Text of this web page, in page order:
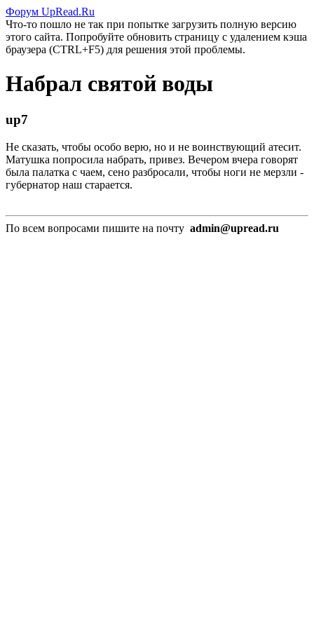
Форум UpRead.Ru
Что-то пошло не так при попытке загрузить полную версию
этого сайта. Попробуйте обновить страницу с удалением кэша
браузера (CTRL+F5) для решения этой проблемы.
Набрал святой воды
up7
Не сказать, чтобы особо верю, но и не воинствующий атесит.
Матушка попросила набрать, привез. Вечером вчера говорят
была палатка с чаем, сено разбросали, чтобы ноги не мерзли -
губернатор наш старается.
По всем вопросами пишите на почту admin@upread.ru